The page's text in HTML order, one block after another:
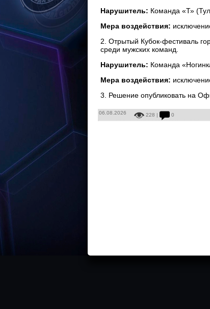
Нарушитель: Команда «Т»
Мера воздействия:
2. Отрытый Кубок-фестиваль
среди мужских команд.
Нарушитель: Команда
Мера воздействия:
3. Решение опубликовать на
06.08.2026 228 | 0